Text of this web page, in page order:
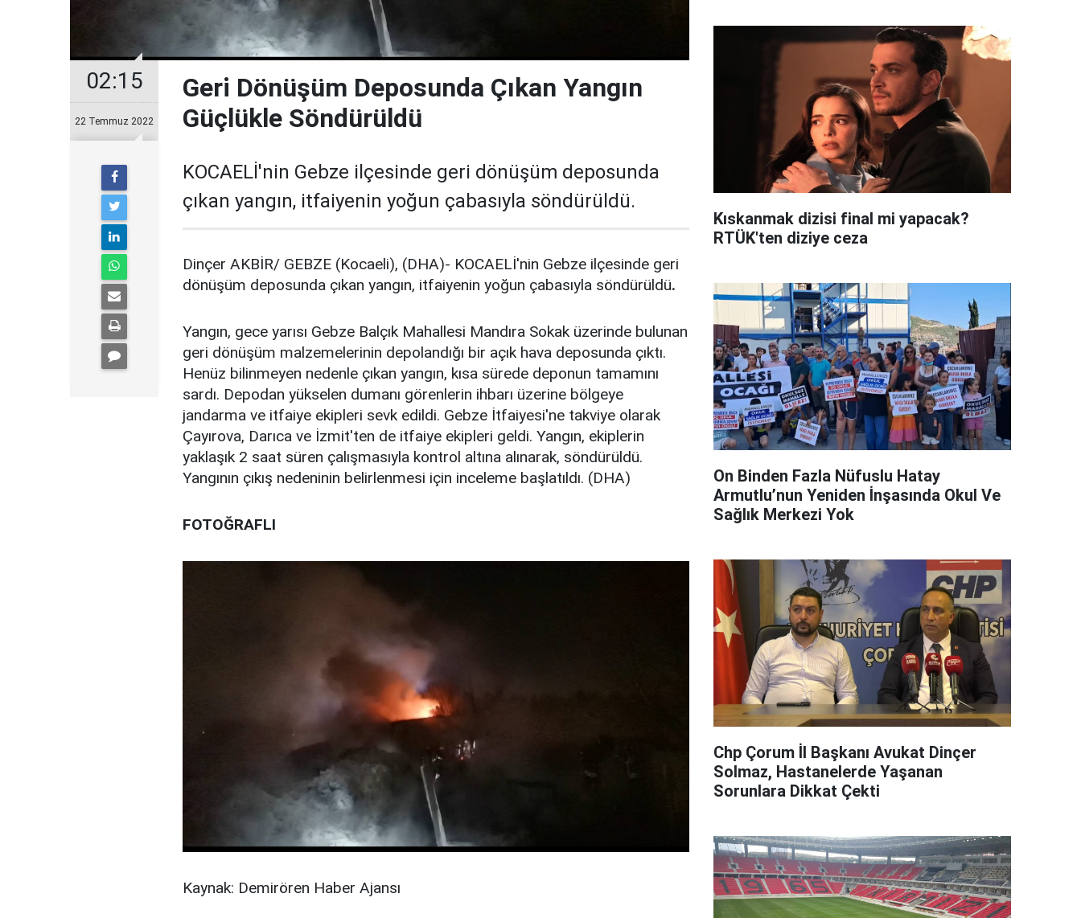
02:15
22 Temmuz 2022
Geri Dönüşüm Deposunda Çıkan Yangın
Güçlükle Söndürüldü
KOCAELİ'nin Gebze ilçesinde geri dönüşüm deposunda
çıkan yangın, itfaiyenin yoğun çabasıyla söndürüldü.
Dinçer AKBİR/ GEBZE (Kocaeli), (DHA)- KOCAELİ'nin Gebze ilçesinde geri
dönüşüm deposunda çıkan yangın, itfaiyenin yoğun çabasıyla söndürüldü.
Yangın, gece yarısı Gebze Balçık Mahallesi Mandıra Sokak üzerinde bulunan
geri dönüşüm malzemelerinin depolandığı bir açık hava deposunda çıktı.
Henüz bilinmeyen nedenle çıkan yangın, kısa sürede deponun tamamını
sardı. Depodan yükselen dumanı görenlerin ihbarı üzerine bölgeye
jandarma ve itfaiye ekipleri sevk edildi. Gebze İtfaiyesi'ne takviye olarak
Çayırova, Darıca ve İzmit'ten de itfaiye ekipleri geldi. Yangın, ekiplerin
yaklaşık 2 saat süren çalışmasıyla kontrol altına alınarak, söndürüldü.
Yangının çıkış nedeninin belirlenmesi için inceleme başlatıldı. (DHA)
FOTOĞRAFLI
Kaynak: Demirören Haber Ajansı
Kıskanmak dizisi final mi yapacak?
RTÜK'ten diziye ceza
On Binden Fazla Nüfuslu Hatay
Armutlu’nun Yeniden İnşasında Okul Ve
Sağlık Merkezi Yok
Chp Çorum İl Başkanı Avukat Dinçer
Solmaz, Hastanelerde Yaşanan
Sorunlara Dikkat Çekti